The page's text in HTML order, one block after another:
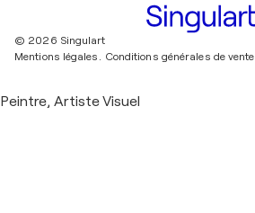
© 2026 Singulart
Mentions légales. Conditions générales de vente
Peintre, Artiste Visuel